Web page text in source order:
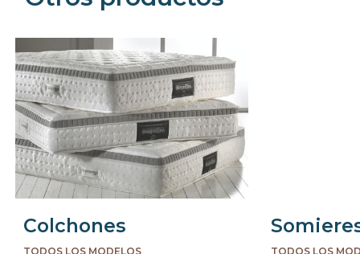
Colchones
TODOS LOS MODELOS TODOS LOS